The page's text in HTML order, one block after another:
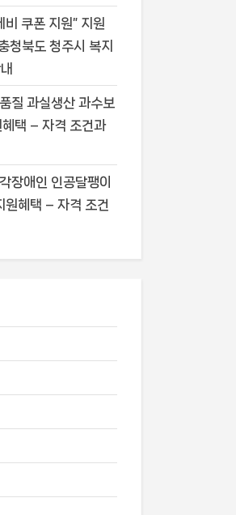
쿠폰 지원” 지원
청북도 청주시 복지
질 과실생산 과수보
혜택 – 자격 조건과
장애인 인공달팽이
원혜택 – 자격 조건